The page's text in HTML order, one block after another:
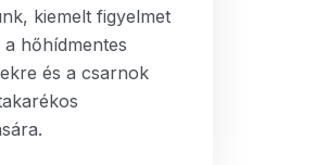
kiemelt figyelmet
hőhídmentes
és a csarnok